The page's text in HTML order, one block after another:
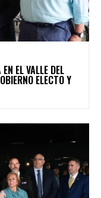
EL VALLE DEL
ELECTO Y